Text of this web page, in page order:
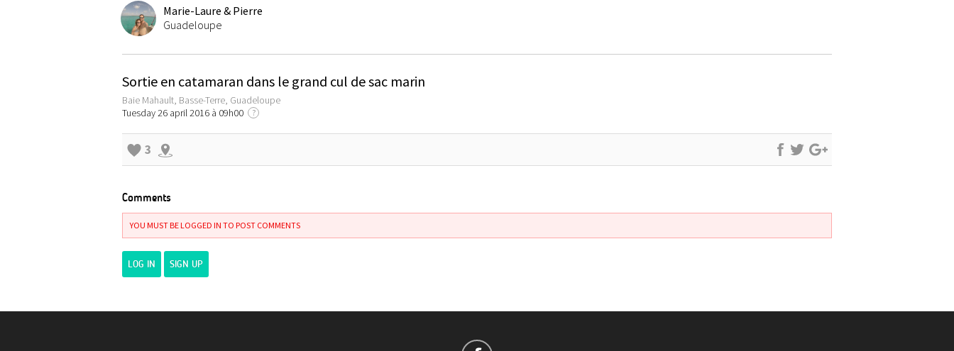
Marie-Laure & Pierre
Guadeloupe
Sortie en catamaran dans le grand cul de sac marin
Baie Mahault, Basse-Terre, Guadeloupe
Tuesday 26 april 2016 à 09h00
?
3
Comments
YOU MUST BE LOGGED IN TO POST COMMENTS
LOG IN SIGN UP